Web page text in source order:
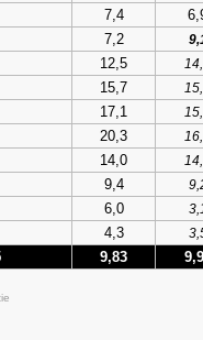
7,4
7,2
12,5
15,7
17,1
20,3
14,0
9,4
6,0
4,3
9,83